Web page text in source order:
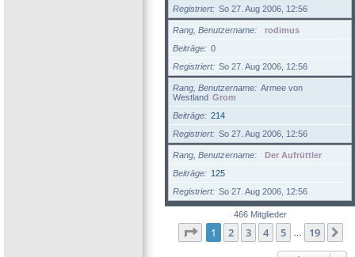
Registriert
So 27. Aug 2006, 12:56
Rang, Benutzername
rodimus
Beiträge
0
Registriert
So 27. Aug 2006, 12:56
Rang, Benutzername
Armee von
Westland Grom
Beiträge
214
Registriert
So 27. Aug 2006, 12:56
Rang, Benutzername
Der Aufrüttler
Beiträge
125
Registriert
So 27. Aug 2006, 12:56
466 Mitglieder
Seite 1von 19
1 2 3 4 5 19